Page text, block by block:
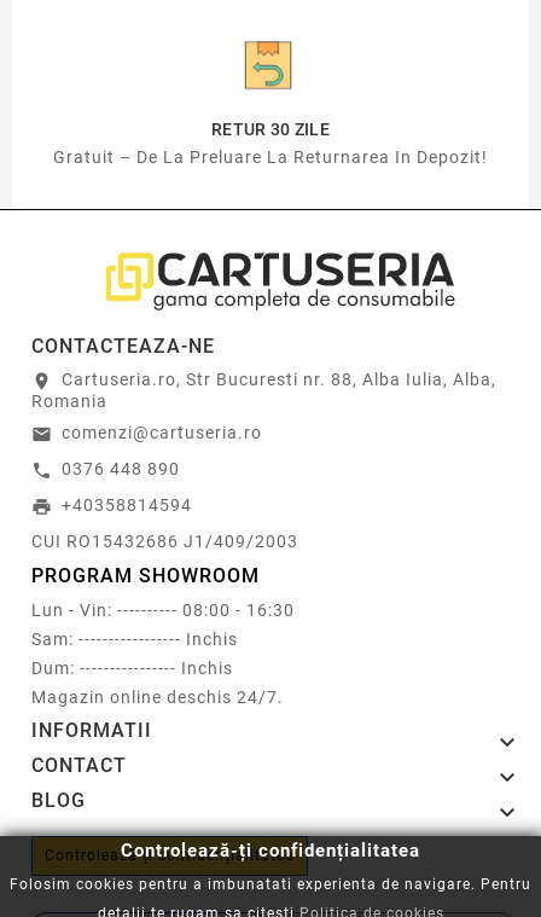
RETUR 30 ZILE
Gratuit – De La Preluare La Returnarea In Depozit!
CONTACTEAZA-NE
location_on
Cartuseria.ro, Str Bucuresti nr. 88, Alba Iulia, Alba,
Romania
email comenzi@cartuseria.ro
call 0376 448 890
print +40358814594
CUI RO15432686 J1/409/2003
PROGRAM SHOWROOM
Lun - Vin: ---------- 08:00 - 16:30
Sam: ----------------- Inchis
Dum: ---------------- Inchis
Magazin online deschis 24/7.
INFORMATII 
CONTACT 
BLOG 
Controlează-ți confidențialitatea
Controlează-ți confidențialitatea
Folosim cookies pentru a imbunatati experienta de navigare. Pentru
detalii te rugam sa citestiPolitica de cookies